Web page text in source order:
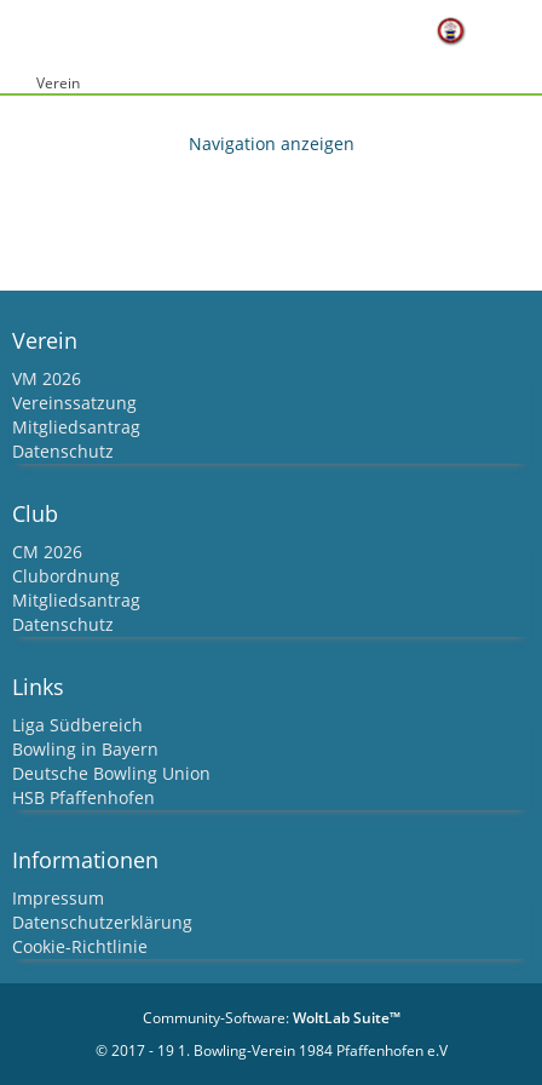
Verein
Verein
VM 2026
Vereinssatzung
Mitgliedsantrag
Datenschutz
Club
CM 2026
Clubordnung
Mitgliedsantrag
Datenschutz
Links
Liga Südbereich
Bowling in Bayern
Deutsche Bowling Union
HSB Pfaffenhofen
Informationen
Impressum
Datenschutzerklärung
Cookie-Richtlinie
Community-Software:WoltLab Suite™
© 2017 - 19 1. Bowling-Verein 1984 Pfaffenhofen e.V